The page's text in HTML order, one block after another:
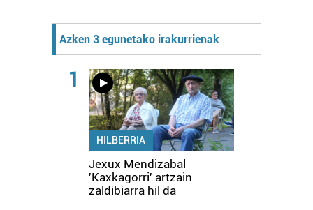
Azken 3 egunetako irakurrienak
1
HILBERRIA
Jexux Mendizabal
'Kaxkagorri' artzain
zaldibiarra hil da